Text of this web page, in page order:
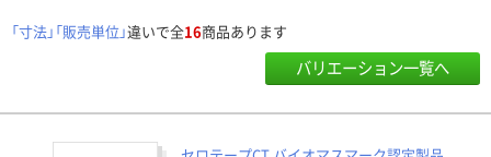
「寸法」「販売単位」違いで全16商品あります
バリエーション一覧へ